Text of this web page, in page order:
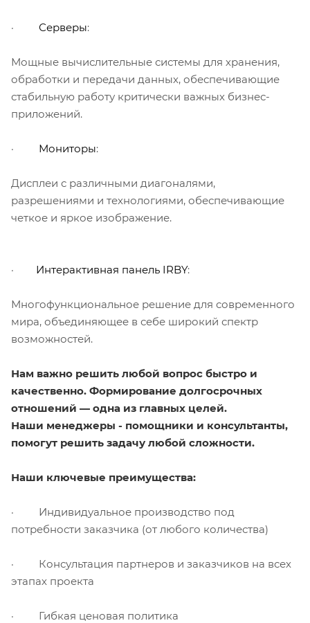
· Серверы:
Мощные вычислительные системы для хранения,
обработки и передачи данных, обеспечивающие
стабильную работу критически важных бизнес-
приложений.
· Мониторы:
Дисплеи с различными диагоналями,
разрешениями и технологиями, обеспечивающие
четкое и яркое изображение.
· Интерактивная панель IRBY:
Многофункциональное решение для современного
мира, объединяющее в себе широкий спектр
возможностей.
Нам важно решить любой вопрос быстро и
качественно. Формирование долгосрочных
отношений — одна из главных целей.
Наши менеджеры - помощники и консультанты,
помогут решить задачу любой сложности.
Наши ключевые преимущества:
· Индивидуальное производство под
потребности заказчика (от любого количества)
· Консультация партнеров и заказчиков на всех
этапах проекта
· Гибкая ценовая политика